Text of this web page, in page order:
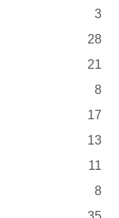
3
28
21
8
17
13
11
8